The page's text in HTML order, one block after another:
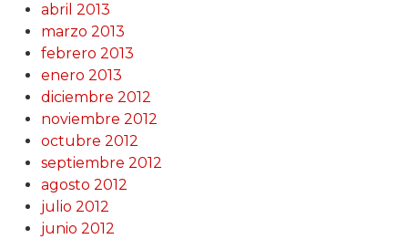
abril 2013
marzo 2013
febrero 2013
enero 2013
diciembre 2012
noviembre 2012
octubre 2012
septiembre 2012
agosto 2012
julio 2012
junio 2012